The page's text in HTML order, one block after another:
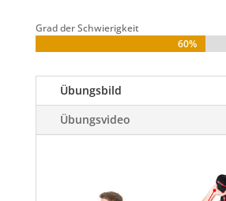
Grad der Schwierigkeit
60%
60%
Übungsbild
Übungsvideo